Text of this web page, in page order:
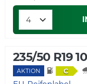
235/50 R19
AKTION C